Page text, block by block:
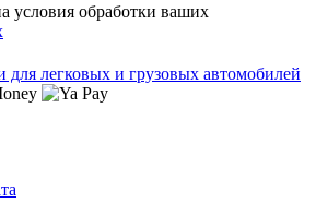
условия обработки ваших
для легковых и грузовых автомобилей